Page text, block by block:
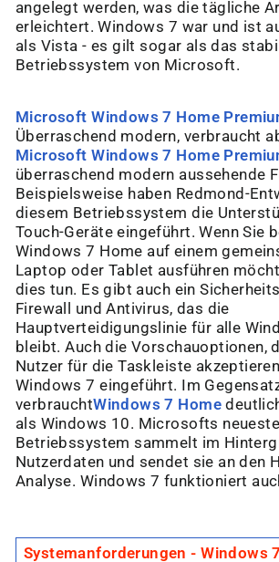
angelegt werden, was die tägliche
erleichtert. Windows 7 war und ist
als Vista - es gilt sogar als das
Betriebssystem von Microsoft.
Microsoft Windows 7 Home
Überraschend modern, verbraucht
Microsoft Windows 7 Home
überraschend modern aussehende
Beispielsweise haben Redmond-
diesem Betriebssystem die
Touch-Geräte eingeführt. Wenn Sie
Windows 7 Home auf einem
Laptop oder Tablet ausführen
dies tun. Es gibt auch ein
Firewall und Antivirus, das die
Hauptverteidigungslinie für alle
bleibt. Auch die Vorschauoptionen,
Nutzer für die Taskleiste
Windows 7 eingeführt. Im
verbrauchtWindows 7 Home
als Windows 10. Microsofts
Betriebssystem sammelt im
Nutzerdaten und sendet sie an den
Analyse. Windows 7 funktioniert
Systemanforderungen - Windows